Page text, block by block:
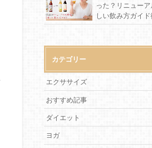
った？リニュー
しい飲み方ガイド
カテゴリー
エクササイズ
おすすめ記事
ダイエット
ヨガ